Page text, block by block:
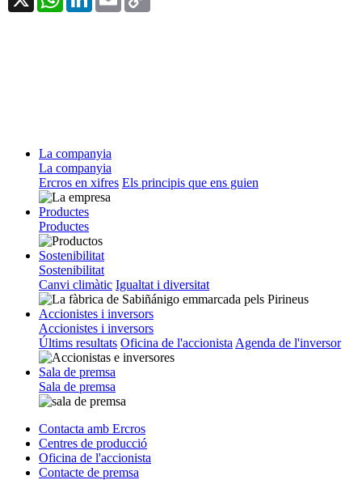
La companyia
La companyia
Ercros en xifres Els principis que ens guien
Productes
Productes
Sostenibilitat
Sostenibilitat
Canvi climàtic Igualtat i diversitat
Accionistes i inversors
Accionistes i inversors
Últims resultats Oficina de l'accionista Agenda de l'inversor
Sala de premsa
Sala de premsa
Contacta amb Ercros
Centres de producció
Oficina de l'accionista
Contacte de premsa